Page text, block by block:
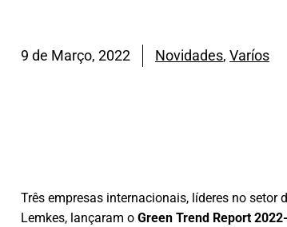
9 de Março, 2022 Novidades, Varíos
Três empresas internacionais, líderes no setor
Lemkes, lançaram o Green Trend Report